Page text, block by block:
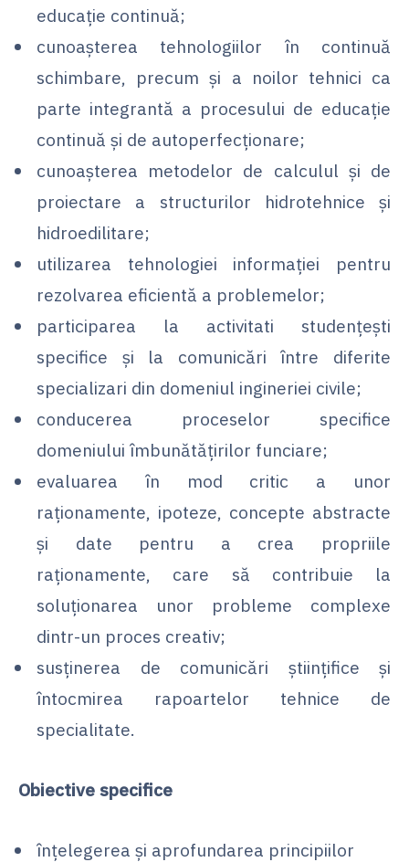
educaţie continuă;
cunoaşterea tehnologiilor în continuă
schimbare, precum şi a noilor tehnici ca
parte integrantă a procesului de educaţie
continuă şi de autoperfecţionare;
cunoaşterea metodelor de calculul şi de
proiectare a structurilor hidrotehnice şi
hidroedilitare;
utilizarea tehnologiei informaţiei pentru
rezolvarea eficientă a problemelor;
participarea la activitati studenţeşti
specifice şi la comunicări între diferite
specializari din domeniul ingineriei civile;
conducerea proceselor specifice
domeniului îmbunătăţirilor funciare;
evaluarea în mod critic a unor
raţionamente, ipoteze, concepte abstracte
şi date pentru a crea propriile
raţionamente, care să contribuie la
soluţionarea unor probleme complexe
dintr-un proces creativ;
susţinerea de comunicări ştiinţifice şi
întocmirea rapoartelor tehnice de
specialitate.
Obiective specifice
înţelegerea şi aprofundarea principiilor